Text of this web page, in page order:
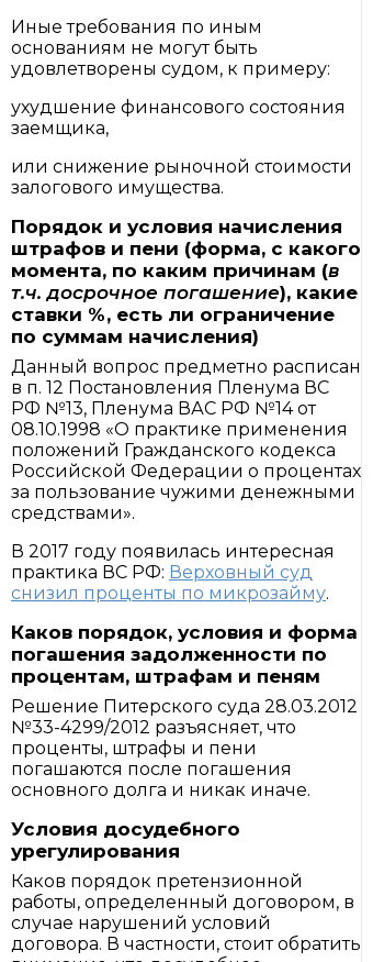
Иные требования по иным
основаниям не могут быть
удовлетворены судом, к примеру:
ухудшение финансового состояния
заемщика,
или снижение рыночной стоимости
залогового имущества.
Порядок и условия начисления
штрафов и пени (форма, с какого
момента, по каким причинам (в
т.ч. досрочное погашение), какие
ставки %, есть ли ограничение
по суммам начисления)
Данный вопрос предметно расписан
в п. 12 Постановления Пленума ВС
РФ №13, Пленума ВАС РФ №14 от
08.10.1998 «О практике применения
положений Гражданского кодекса
Российской Федерации о процентах
за пользование чужими денежными
средствами».
В 2017 году появилась интересная
практика ВС РФ: Верховный суд
снизил проценты по микрозайму.
Каков порядок, условия и форма
погашения задолженности по
процентам, штрафам и пеням
Решение Питерского суда 28.03.2012
№33-4299/2012 разъясняет, что
проценты, штрафы и пени
погашаются после погашения
основного долга и никак иначе.
Условия досудебного
урегулирования
Каков порядок претензионной
работы, определенный договором, в
случае нарушений условий
договора. В частности, стоит обратить